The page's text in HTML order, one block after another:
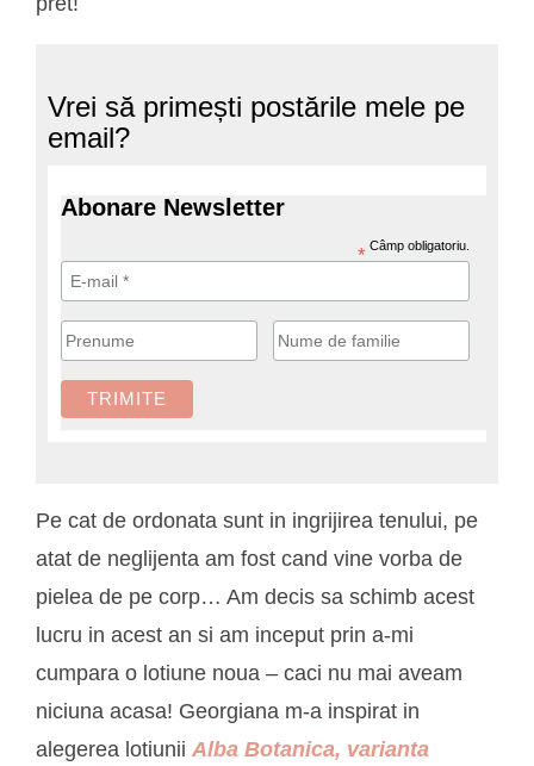
Vrei să primești postările mele pe
email?
Abonare Newsletter
* Câmp obligatoriu.
Pe cat de ordonata sunt in ingrijirea tenului, pe
atat de neglijenta am fost cand vine vorba de
pielea de pe corp… Am decis sa schimb acest
lucru in acest an si am inceput prin a-mi
cumpara o lotiune noua – caci nu mai aveam
niciuna acasa! Georgiana m-a inspirat in
alegerea lotiunii Alba Botanica, varianta